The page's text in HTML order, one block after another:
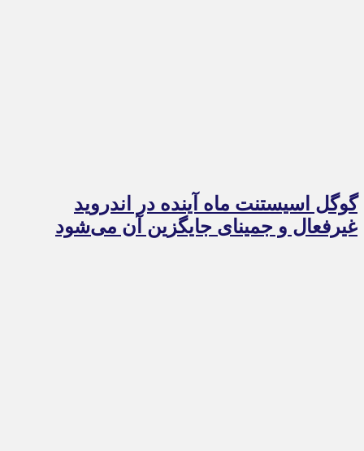
گوگل اسیستنت ماه آینده در اندروید
غیرفعال و جمینای جایگزین آن می‌شود